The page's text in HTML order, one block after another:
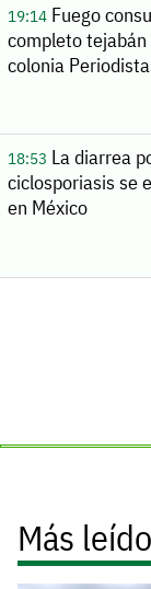
19:14Fuego
completo tejabán
colonia
18:53 La diarrea
ciclosporiasis se
en México
Más